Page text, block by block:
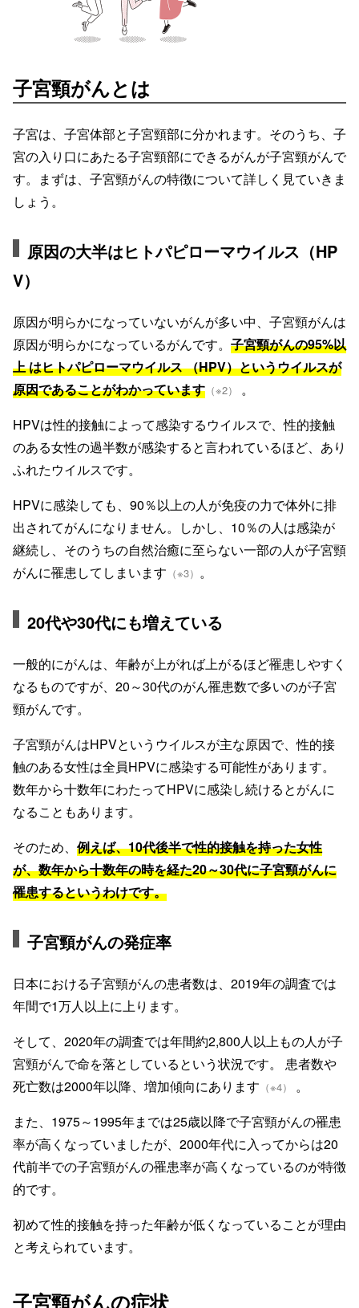
子宮頸がんとは
子宮は、子宮体部と子宮頸部に分かれます。そのうち、子
宮の入り口にあたる子宮頸部にできるがんが子宮頸がんで
す。まずは、子宮頸がんの特徴について詳しく見ていきま
しょう。
原因の大半はヒトパピローマウイルス（HP
V）
原因が明らかになっていないがんが多い中、子宮頸がんは
原因が明らかになっているがんです。 子宮頸がんの95%以
上 はヒトパピローマウイルス （HPV）というウイルスが
原因であることがわかっています （※2）
。
HPVは性的接触によって感染するウイルスで、性的接触
のある女性の過半数が感染すると言われているほど、あり
ふれたウイルスです。
HPVに感染しても、90％以上の人が免疫の力で体外に排
出されてがんになりません。しかし、10％の人は感染が
継続し、そのうちの自然治癒に至らない一部の人が子宮頸
がんに罹患してしまいます （※3） 。
20代や30代にも増えている
一般的にがんは、年齢が上がれば上がるほど罹患しやすく
なるものですが、20～30代のがん罹患数で多いのが子宮
頸がんです。
子宮頸がんはHPVというウイルスが主な原因で、性的接
触のある女性は全員HPVに感染する可能性があります。
数年から十数年にわたってHPVに感染し続けるとがんに
なることもあります。
そのため、 例えば、10代後半で性的接触を持った女性
が、数年から十数年の時を経た20～30代に子宮頸がんに
罹患するというわけです。
子宮頸がんの発症率
日本における子宮頸がんの患者数は、2019年の調査では
年間で1万人以上に上ります。
そして、2020年の調査では年間約2,800人以上もの人が子
宮頸がんで命を落としているという状況です。 患者数や
死亡数は2000年以降、増加傾向にあります （※4）
。
また、1975～1995年までは25歳以降で子宮頸がんの罹患
率が高くなっていましたが、2000年代に入ってからは20
代前半での子宮頸がんの罹患率が高くなっているのが特徴
的です。
初めて性的接触を持った年齢が低くなっていることが理由
と考えられています。
子宮頸がんの症状